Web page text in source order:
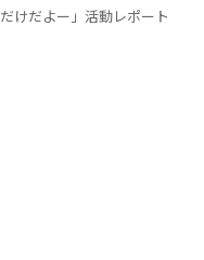
けだよー」活動レポート